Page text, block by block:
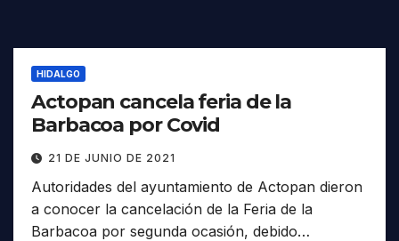
HIDALGO
Actopan cancela feria de la
Barbacoa por Covid
21 DE JUNIO DE 2021
Autoridades del ayuntamiento de Actopan dieron
a conocer la cancelación de la Feria de la
Barbacoa por segunda ocasión, debido…